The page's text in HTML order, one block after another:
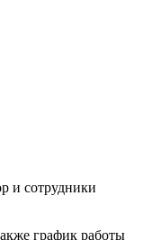
и сотрудники
график работы